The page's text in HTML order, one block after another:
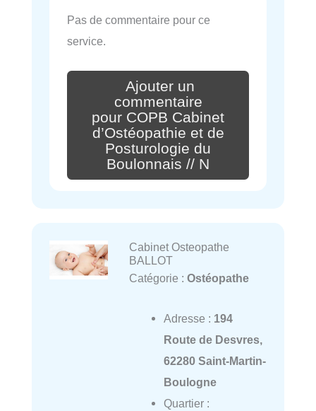
Pas de commentaire pour ce
service.
Ajouter un
commentaire
pour COPB Cabinet
d’Ostéopathie et de
Posturologie du
Boulonnais // N
Cabinet Osteopathe
BALLOT
Catégorie : Ostéopathe
Adresse : 194
Route de Desvres,
62280 Saint-Martin-
Boulogne
Quartier :